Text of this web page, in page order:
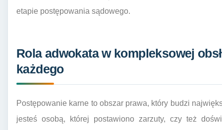
etapie postępowania sądowego.
Rola adwokata w kompleksowej
każdego
Postępowanie karne to obszar prawa, który budzi
jesteś osobą, której postawiono zarzuty, czy też